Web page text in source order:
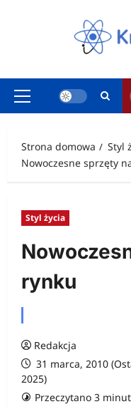
Menu
Strona domowa
Styl
Nowoczesne sprzęty
Styl życia
rynku
Redakcja
31 marca, 2010
2025)
Przeczytano 3 minut